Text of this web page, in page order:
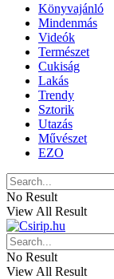
Könyvajánló
Mindenmás
Videók
Természet
Cukiság
Lakás
Trendy
Sztorik
Utazás
Művészet
EZO
No Result
View All Result
No Result
View All Result